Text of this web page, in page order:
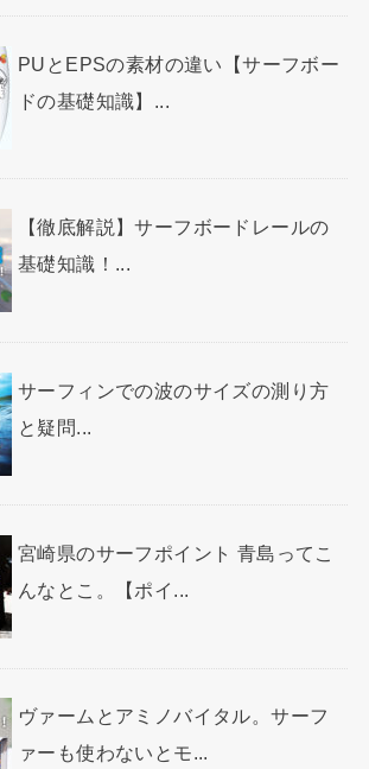
PUとEPSの素材の違い【サーフボー
ドの基礎知識】...
【徹底解説】サーフボードレールの
基礎知識！...
サーフィンでの波のサイズの測り方
と疑問...
宮崎県のサーフポイント 青島ってこ
んなとこ。【ポイ...
ヴァームとアミノバイタル。サーフ
ァーも使わないとモ...